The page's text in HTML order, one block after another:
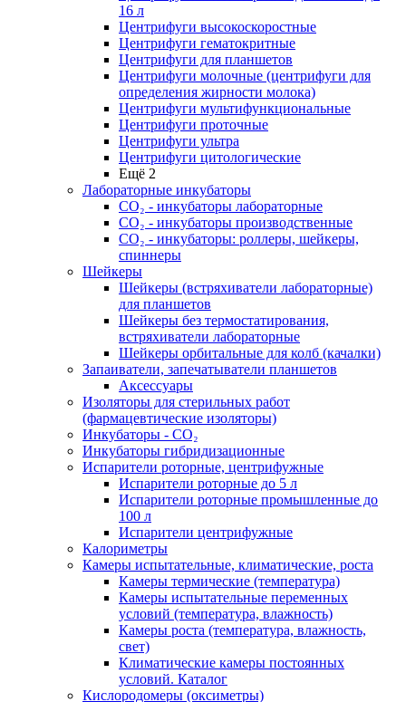
16 л
Центрифуги высокоскоростные
Центрифуги гематокритные
Центрифуги для планшетов
Центрифуги молочные (центрифуги для
определения жирности молока)
Центрифуги мультифункциональные
Центрифуги проточные
Центрифуги ультра
Центрифуги цитологические
Ещё 2
Лабораторные инкубаторы
СО₂ - инкубаторы лабораторные
СО₂ - инкубаторы производственные
СО₂ - инкубаторы: роллеры, шейкеры,
спиннеры
Шейкеры
Шейкеры (встряхиватели лабораторные)
для планшетов
Шейкеры без термостатирования,
встряхиватели лабораторные
Шейкеры орбитальные для колб (качалки)
Запаиватели, запечатыватели планшетов
Аксессуары
Изоляторы для стерильных работ
(фармацевтические изоляторы)
Инкубаторы - CO₂
Инкубаторы гибридизационные
Испарители роторные, центрифужные
Испарители роторные до 5 л
Испарители роторные промышленные до
100 л
Испарители центрифужные
Калориметры
Камеры испытательные, климатические, роста
Камеры термические (температура)
Камеры испытательные переменных
условий (температура, влажность)
Камеры роста (температура, влажность,
свет)
Климатические камеры постоянных
условий. Каталог
Кислородомеры (оксиметры)